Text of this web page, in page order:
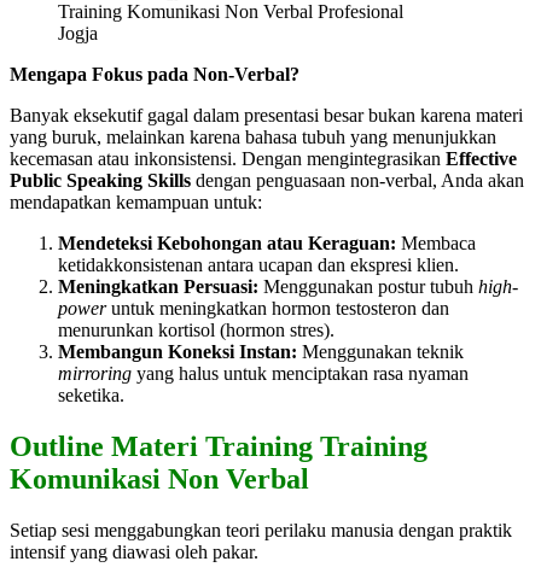
Training Komunikasi Non Verbal Profesional
Jogja
Mengapa Fokus pada Non-Verbal?
Banyak eksekutif gagal dalam presentasi besar bukan karena materi
yang buruk, melainkan karena bahasa tubuh yang menunjukkan
kecemasan atau inkonsistensi. Dengan mengintegrasikan Effective
Public Speaking Skills dengan penguasaan non-verbal, Anda akan
mendapatkan kemampuan untuk:
Mendeteksi Kebohongan atau Keraguan: Membaca
ketidakkonsistenan antara ucapan dan ekspresi klien.
Meningkatkan Persuasi: Menggunakan postur tubuh high-
poweruntuk meningkatkan hormon testosteron dan
menurunkan kortisol (hormon stres).
Membangun Koneksi Instan: Menggunakan teknik
mirroring yang halus untuk menciptakan rasa nyaman
seketika.
Outline Materi Training Training
Komunikasi Non Verbal
Setiap sesi menggabungkan teori perilaku manusia dengan praktik
intensif yang diawasi oleh pakar.